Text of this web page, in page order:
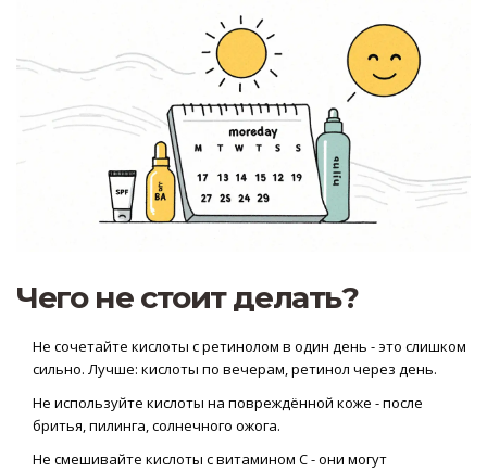
Чего не стоит делать?
Не сочетайте кислоты с ретинолом в один день - это слишком
сильно. Лучше: кислоты по вечерам, ретинол через день.
Не используйте кислоты на повреждённой коже - после
бритья, пилинга, солнечного ожога.
Не смешивайте кислоты с витамином С - они могут